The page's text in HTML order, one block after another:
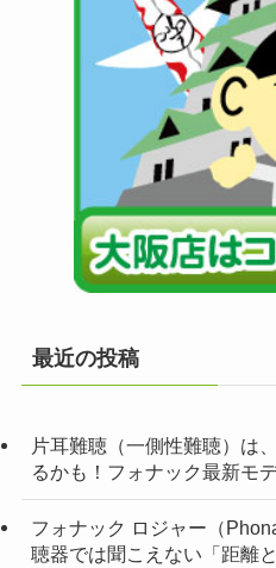
最近の投稿
片耳難聴（一側性難聴）は
るかも！フォナック最新モ
フォナック ロジャー（
聴器では聞こえない「距離